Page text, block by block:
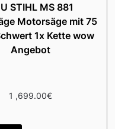
STIHL MS 881
Motorsäge mit 75
1x Kette wow
Angebot
1 ,699.00€